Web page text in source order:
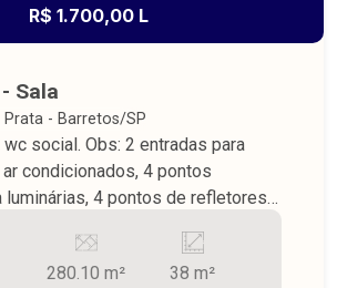
R$ 1.700,00 L
Sala
Prata - Barretos/SP
wc social. Obs: 2 entradas para
condicionados, 4 pontos
luminárias, 4 pontos de refletores
280.10 m² 38 m²